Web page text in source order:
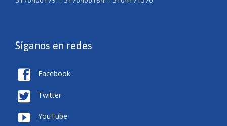
Síganos en redes
 Facebook
 Twitter
 YouTube